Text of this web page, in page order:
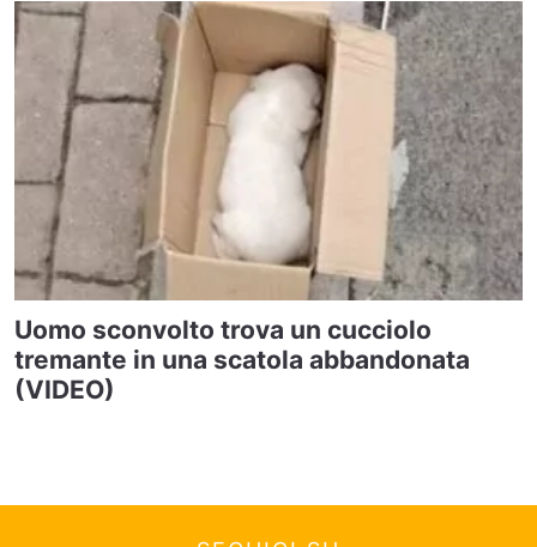
Uomo sconvolto trova un cucciolo
tremante in una scatola abbandonata
(VIDEO)